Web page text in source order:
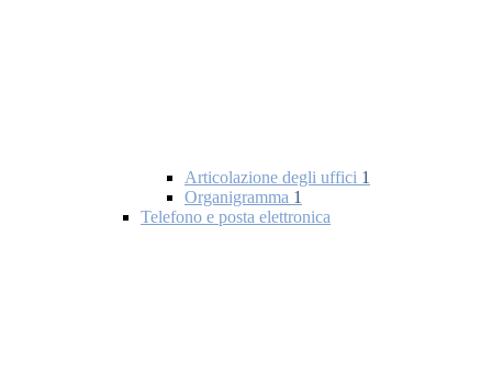
Articolazione degli uffici 1
Organigramma 1
Telefono e posta elettronica